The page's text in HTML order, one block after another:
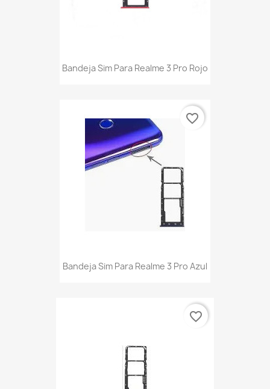
Bandeja Sim Para Realme 3 Pro Rojo
Bandeja Sim Para Realme 3 Pro Azul
favorite_border
favorite_border